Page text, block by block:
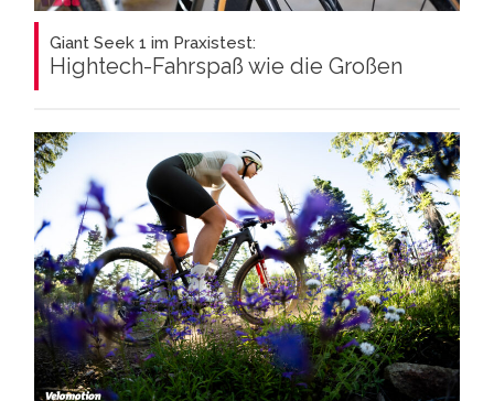
Giant Seek 1 im Praxistest:
Hightech-Fahrspaß wie die Großen